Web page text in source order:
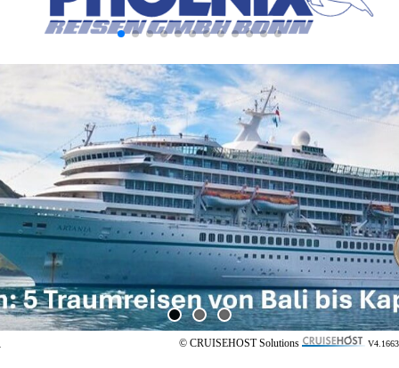
© CRUISEHOST Solutions V4.1663